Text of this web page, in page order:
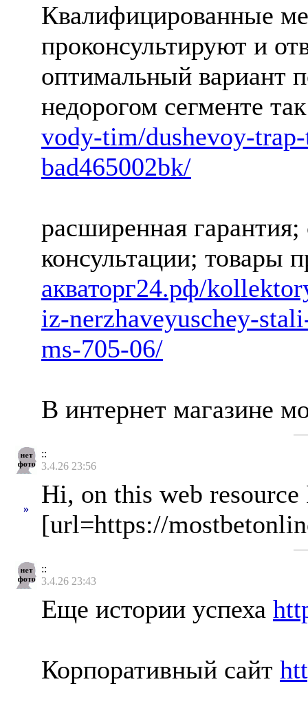
Квалифицированные
проконсультируют и
оптимальный вариант
недорогом сегменте
vody-tim/dushevoy-
bad465002bk/
расширенная
консультации; товары
акваторг24.рф/
iz-nerzhaveyuschey-
ms-705-06/
В интернет магазине
::
3.4.26 23:56
»
Hi, on this web
[url=https://
::
3.4.26 23:43
Еще истории успеха
Корпоративный сайт